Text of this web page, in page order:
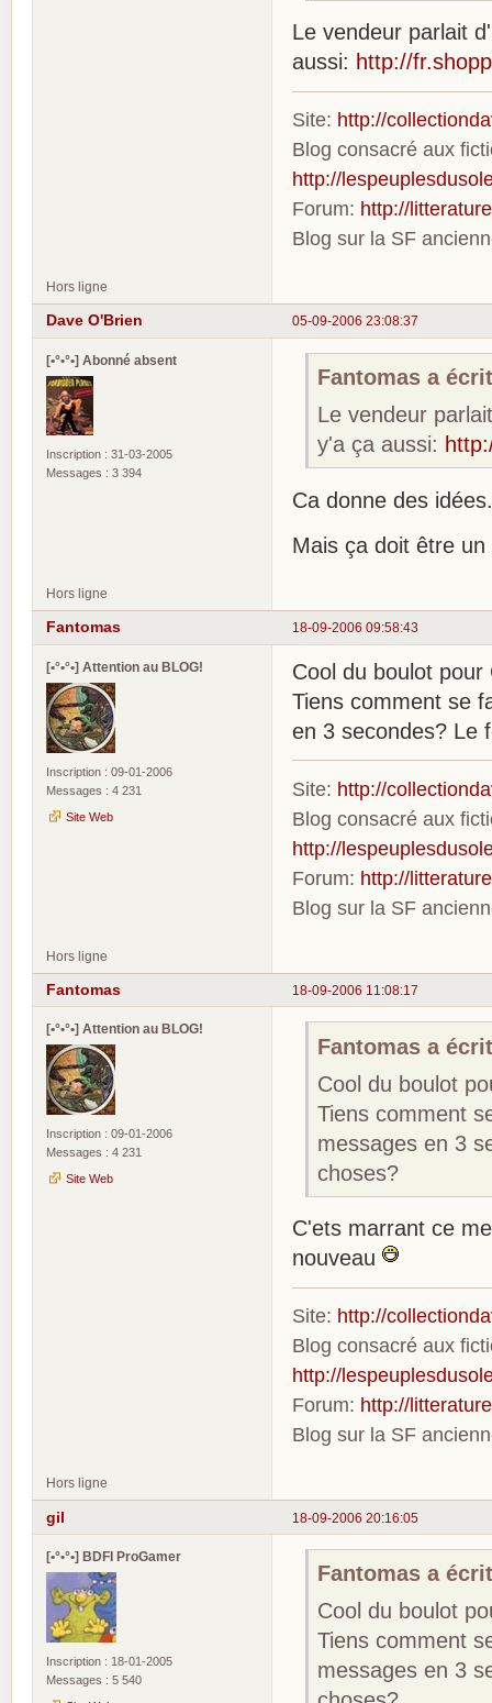
Le vendeur parlait
aussi: http://
Site: http://
Blog consacré aux
http://
Forum: http://
Blog sur la SF
Hors ligne
05-09-2006 23:08:37
Dave O'Brien
[•°•°•] Abonné absent
Inscription : 31-03-2005
Messages : 3 394
Fantomas a
Le vendeur
y'a ça aussi:
Ca donne des idées.
Mais ça doit être
Hors ligne
18-09-2006 09:58:43
Fantomas
[•°•°•] Attention au BLOG!
Inscription : 09-01-2006
Messages : 4 231
Site Web
Cool du boulot
Tiens comment se
en 3 secondes? Le
Site: http://
Blog consacré aux
http://
Forum: http://
Blog sur la SF
Hors ligne
18-09-2006 11:08:17
Fantomas
[•°•°•] Attention au BLOG!
Inscription : 09-01-2006
Messages : 4 231
Site Web
Fantomas a
Cool du boulot
Tiens comment
messages en 3
choses?
C'ets marrant ce
nouveau
Site: http://
Blog consacré aux
http://
Forum: http://
Blog sur la SF
Hors ligne
18-09-2006 20:16:05
gil
[•°•°•] BDFI ProGamer
Inscription : 18-01-2005
Messages : 5 540
Fantomas a
Cool du boulot
Tiens comment
messages en 3